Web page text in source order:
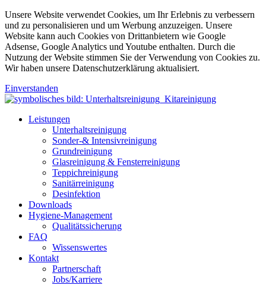
Unsere Website verwendet Cookies, um Ihr Erlebnis zu verbessern
und zu personalisieren und um Werbung anzuzeigen. Unsere
Website kann auch Cookies von Drittanbietern wie Google
Adsense, Google Analytics und Youtube enthalten. Durch die
Nutzung der Website stimmen Sie der Verwendung von Cookies zu.
Wir haben unsere Datenschutzerklärung aktualisiert.
Einverstanden
Leistungen
Unterhaltsreinigung
Sonder-& Intensivreinigung
Grundreinigung
Glasreinigung & Fensterreinigung
Teppichreinigung
Sanitärreinigung
Desinfektion
Downloads
Hygiene-Management
Qualitätssicherung
FAQ
Wissenswertes
Kontakt
Partnerschaft
Jobs/Karriere